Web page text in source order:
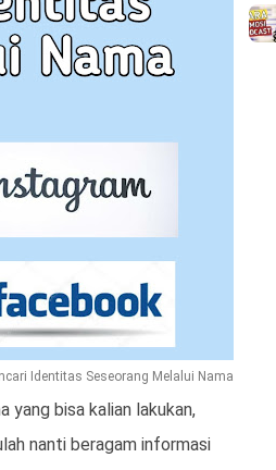
Identitas Seseorang Melalui Nama
yang bisa kalian lakukan,
nanti beragam informasi